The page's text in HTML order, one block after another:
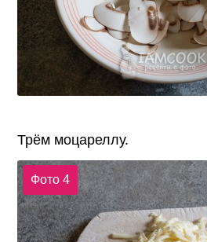
Трём моцареллу.
Фото 4